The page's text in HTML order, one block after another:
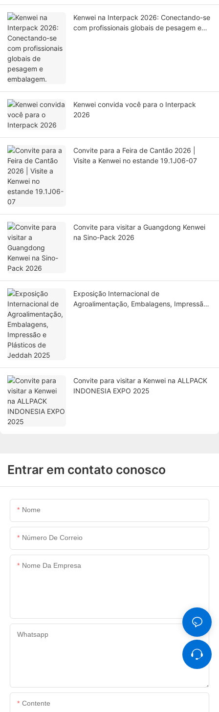
Kenwei na Interpack 2026: Conectando-se
com profissionais globais de pesagem e
Kenwei convida você para o Interpack
2026
Convite para a Feira de Cantão 2026 |
Visite a Kenwei no estande 19.1J06-07
Convite para visitar a Guangdong Kenwei
na Sino-Pack 2026
Exposição Internacional de
Agroalimentação, Embalagens, Impressão
Convite para visitar a Kenwei na ALLPACK
INDONESIA EXPO 2025
Entrar em contato conosco
Nome
Número De Correio
Nome Da Empresa
Whatsapp
Contente